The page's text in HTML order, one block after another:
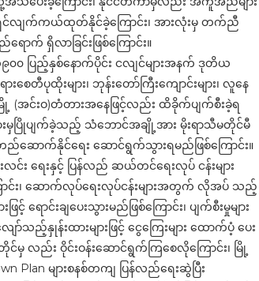
င်လျက်ကယ်ထုတ်နိုင်ခဲ့ကြောင်း၊ အားလုံးမှ တက်ညီ
က် ရှိလာခြင်းဖြစ်ကြောင်း။
ပြည့်နှစ်နောက်ပိုင်း ငလျင်များအနက် ဒုတိယ
ေတီပုထိုးများ၊ ဘုန်းတော်ကြီးကျောင်းများ၊ လူနေ
ြို့ (အင်းဝ)တံတားအနေဖြင့်လည်း ထိခိုက်ပျက်စီးခဲ့ရ
းမှပြိုပျက်ခဲ့သည့် သံဘောင်အချို့အား မိုးရာသီမတိုင်မီ
ဆောက်နိုင်ရေး ဆောင်ရွက်သွားရမည်ဖြစ်ကြောင်း။
င်း ရေးနှင့် ပြန်လည် ဆယ်တင်ရေးလုပ် ငန်းများ
င်း၊ ဆောက်လုပ်ရေးလုပ်ငန်းများအတွက် လိုအပ် သည့်
ောင်းချပေးသွားမည်ဖြစ်ကြောင်း၊ ပျက်စီးမှုများ
နှုန်းထားများဖြင့် ငွေကြေးများ ထောက်ပံ့ ပေး
လည်း ဝိုင်းဝန်းဆောင်ရွက်ကြစေလိုကြောင်း၊ မြို့
Plan များစနစ်တကျ ပြန်လည်ရေးဆွဲပြီး